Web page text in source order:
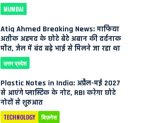
MUMBAI
Atiq Ahmed Breaking News: माफिया
अतीक अहमद के छोटे बेटे अबान की दर्दनाक
मौत, जेल में बंद बड़े भाई से मिलने जा रहा था
उत्तर प्रदेश
Plastic Notes in India: अप्रैल-मई 2027
से आएंगे प्लास्टिक के नोट, RBI करेगा छोटे
नोटों से शुरुआत
TECHNOLOGY बिज़नेस